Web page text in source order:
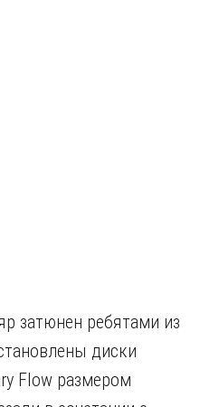
затюнен ребятами из
диски
Flow размером